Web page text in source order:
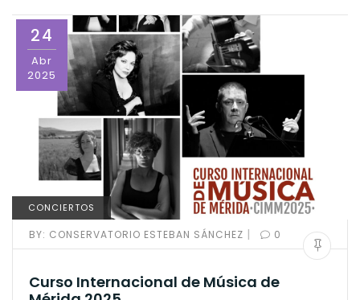
24
Abr
2025
CONCIERTOS
BY: CONSERVATORIO ESTEBAN SÁNCHEZ | 0
Curso Internacional de Música de